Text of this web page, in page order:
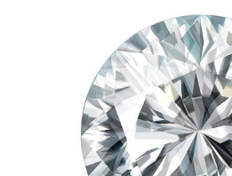
ROYAL DIAMONDS
Diamenty | Biżuteria | Kamienie dla jubilerów